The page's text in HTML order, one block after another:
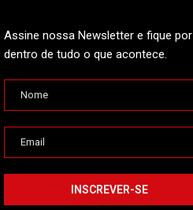
Assine nossa Newsletter e fique por
dentro de tudo o que acontece.